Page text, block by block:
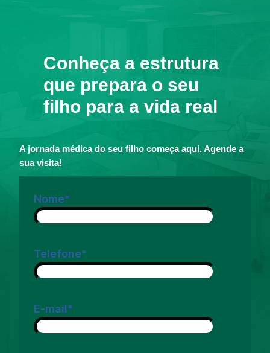
Conheça a estrutura
que prepara o seu
filho para a vida real
A jornada médica do seu filho começa aqui. Agende a
sua visita!
Nome*
Telefone*
E-mail*